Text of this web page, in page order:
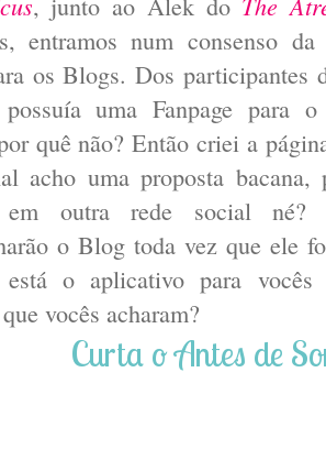
, junto ao Alek do
entramos num consenso
os Blogs. Dos participantes
uma Fanpage para
quê não? Então criei a
acho uma proposta bacana,
em outra rede social né?
o Blog toda vez que ele
o aplicativo para
vocês acharam?
Curta o Antes de